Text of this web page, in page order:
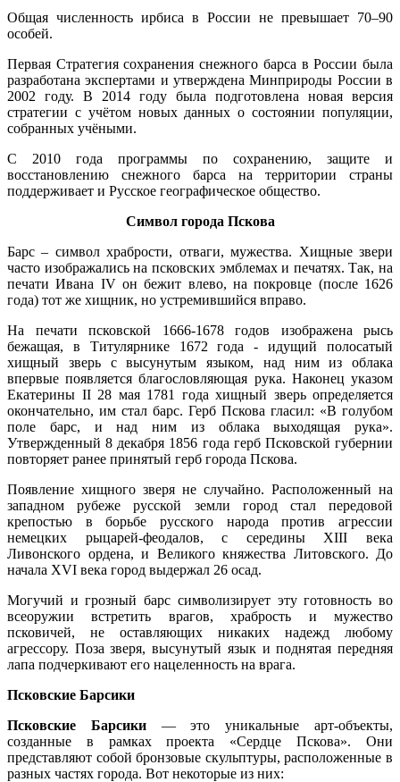
Общая численность ирбиса в России не превышает 70–90
особей.
Первая Стратегия сохранения снежного барса в России была
разработана экспертами и утверждена Минприроды России в
2002 году. В 2014 году была подготовлена новая версия
стратегии с учётом новых данных о состоянии популяции,
собранных учёными.
С 2010 года программы по сохранению, защите и
восстановлению снежного барса на территории страны
поддерживает и Русское географическое общество.
Символ города Пскова
Барс – символ храбрости, отваги, мужества. Хищные звери
часто изображались на псковских эмблемах и печатях. Так, на
печати Ивана IV он бежит влево, на покровце (после 1626
года) тот же хищник, но устремившийся вправо.
На печати псковской 1666-1678 годов изображена рысь
бежащая, в Титулярнике 1672 года - идущий полосатый
хищный зверь с высунутым языком, над ним из облака
впервые появляется благословляющая рука. Наконец указом
Екатерины II 28 мая 1781 года хищный зверь определяется
окончательно, им стал барс. Герб Пскова гласил: «В голубом
поле барс, и над ним из облака выходящая рука».
Утвержденный 8 декабря 1856 года герб Псковской губернии
повторяет ранее принятый герб города Пскова.
Появление хищного зверя не случайно. Расположенный на
западном рубеже русской земли город стал передовой
крепостью в борьбе русского народа против агрессии
немецких рыцарей-феодалов, с середины XIII века
Ливонского ордена, и Великого княжества Литовского. До
начала XVI века город выдержал 26 осад.
Могучий и грозный барс символизирует эту готовность во
всеоружии встретить врагов, храбрость и мужество
псковичей, не оставляющих никаких надежд любому
агрессору. Поза зверя, высунутый язык и поднятая передняя
лапа подчеркивают его нацеленность на врага.
Псковские Барсики
Псковские Барсики— это уникальные арт-объекты,
созданные в рамках проекта «Сердце Пскова». Они
представляют собой бронзовые скульптуры, расположенные в
разных частях города. Вот некоторые из них: